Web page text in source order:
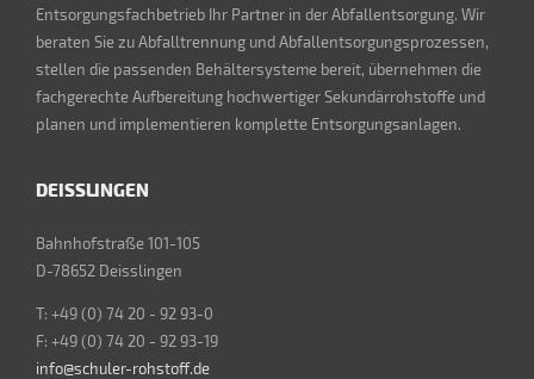
Entsorgungsfachbetrieb Ihr Partner in der Abfallentsorgung. Wir
beraten Sie zu Abfalltrennung und Abfallentsorgungsprozessen,
stellen die passenden Behältersysteme bereit, übernehmen die
fachgerechte Aufbereitung hochwertiger Sekundärrohstoffe und
planen und implementieren komplette Entsorgungsanlagen.
DEISSLINGEN
Bahnhofstraße 101-105
D-78652 Deisslingen
T: +49 (0) 74 20 - 92 93-0
F: +49 (0) 74 20 - 92 93-19
info@schuler-rohstoff.de